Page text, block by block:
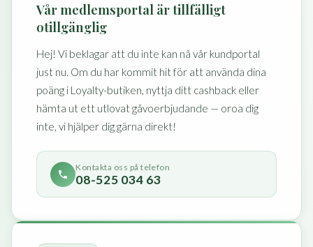
Vår medlemsportal är tillfälligt
otillgänglig
Hej! Vi beklagar att du inte kan nå vår kundportal
just nu. Om du har kommit hit för att använda dina
poäng i Loyalty-butiken, nyttja ditt cashback eller
hämta ut ett utlovat gåvoerbjudande — oroa dig
inte, vi hjälper dig gärna direkt!
Kontakta oss på telefon
08-525 034 63